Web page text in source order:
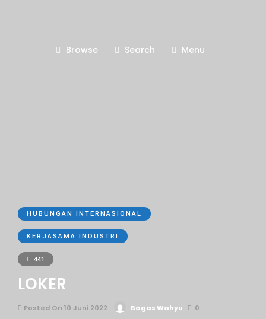
Browse Search Menu
HUBUNGAN INTERNASIONAL
KERJASAMA INDUSTRI
441
LOKER
Posted On 10 Juni 2022 Bagas Wahyu 0